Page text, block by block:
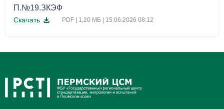
П.№19.ЗКЭФ
Скачать PDF | 1,20 МБ | 15.06.2026 08:12